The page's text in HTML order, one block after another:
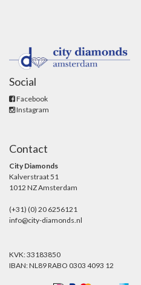
Social
Facebook
Instagram
Contact
City Diamonds
Kalverstraat 51
1012 NZ Amsterdam
(+31) (0) 20 6256121
info@city-diamonds.nl
KVK: 33183850
IBAN: NL89 RABO 0303 4093 12